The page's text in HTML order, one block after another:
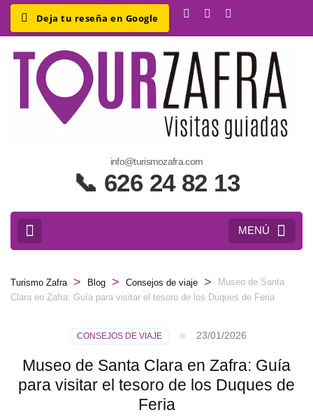
info@turismozafra.com
📞 626 24 82 13
MENÚ
Turismo Zafra > Blog > Consejos de viaje >
Museo de Santa
Clara en Zafra: Guía para visitar el tesoro de los Duques de Feria
CONSEJOS DE VIAJE 23/01/2026
Museo de Santa Clara en Zafra: Guía
para visitar el tesoro de los Duques de
Feria